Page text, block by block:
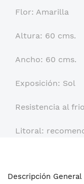
Flor: Amarilla
Altura: 60 cms.
Ancho: 60 cms.
Exposición: Sol
Resistencia al
Litoral:
Descripción General